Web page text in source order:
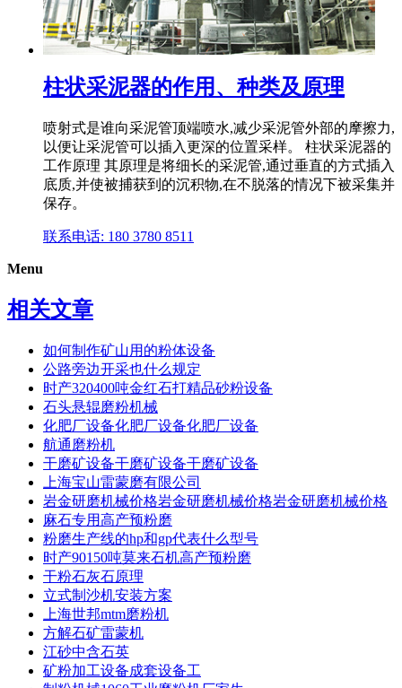
柱状采泥器的作用、种类及原理
喷射式是谁向采泥管顶端喷水,减少采泥管外部的摩擦力,
以便让采泥管可以插入更深的位置采样。 柱状采泥器的
工作原理 其原理是将细长的采泥管,通过垂直的方式插入
底质,并使被捕获到的沉积物,在不脱落的情况下被采集并
保存。
联系电话: 180 3780 8511
Menu
相关文章
如何制作矿山用的粉体设备
公路旁边开采也什么规定
时产320400吨金红石打精品砂粉设备
石头悬辊磨粉机械
化肥厂设备化肥厂设备化肥厂设备
航通磨粉机
干磨矿设备干磨矿设备干磨矿设备
上海宝山雷蒙磨有限公司
岩金研磨机械价格岩金研磨机械价格岩金研磨机械价格
麻石专用高产预粉磨
粉磨生产线的hp和gp代表什么型号
时产90150吨莫来石机高产预粉磨
干粉石灰石原理
立式制沙机安装方案
上海世邦mtm磨粉机
方解石矿雷蒙机
江砂中含石英
矿粉加工设备成套设备工